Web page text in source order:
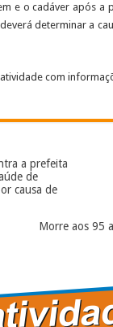
e o cadáver após a
determinar a
com
a prefeita
de
causa de
Morre aos 95